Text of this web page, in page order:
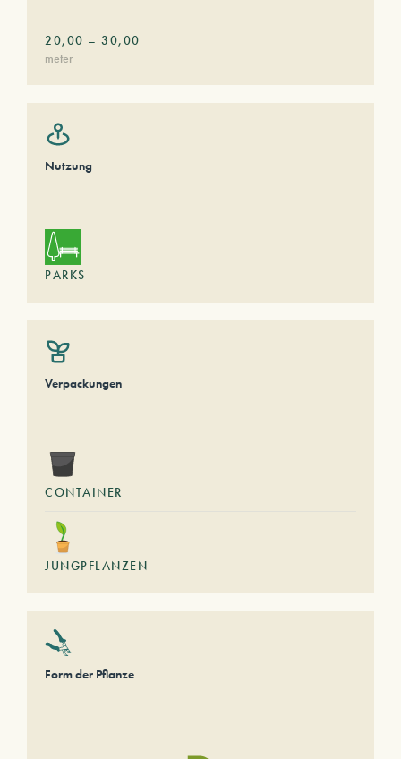
20,00 – 30,00
meter
Nutzung
PARKS
Verpackungen
CONTAINER
JUNGPFLANZEN
Form der Pflanze